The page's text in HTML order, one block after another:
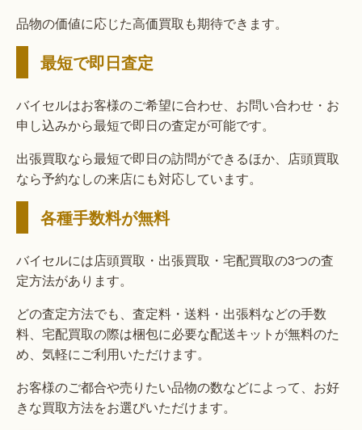
品物の価値に応じた高価買取も期待できます。
最短で即日査定
バイセルはお客様のご希望に合わせ、お問い合わせ・お
申し込みから最短で即日の査定が可能です。
出張買取なら最短で即日の訪問ができるほか、店頭買取
なら予約なしの来店にも対応しています。
各種手数料が無料
バイセルには店頭買取・出張買取・宅配買取の3つの査
定方法があります。
どの査定方法でも、査定料・送料・出張料などの手数
料、宅配買取の際は梱包に必要な配送キットが無料のた
め、気軽にご利用いただけます。
お客様のご都合や売りたい品物の数などによって、お好
きな買取方法をお選びいただけます。